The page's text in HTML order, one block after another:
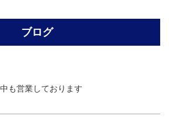
ブログ
も営業しております